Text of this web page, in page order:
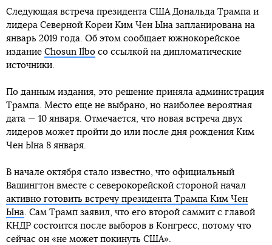
Следующая встреча президента США Дональда Трампа и
лидера Северной Кореи Ким Чен Ына запланирована на
январь 2019 года. Об этом сообщает южнокорейское
издание Chosun Ilbo со ссылкой на дипломатические
источники.
По данным издания, это решение приняла администрация
Трампа. Место еще не выбрано, но наиболее вероятная
дата — 10 января. Отмечается, что новая встреча двух
лидеров может пройти до или после дня рождения Ким
Чен Ына 8 января.
В начале октября стало известно, что официальный
Вашингтон вместе с северокорейской стороной начал
активно готовить встречу президента Трампа Ким Чен
Ына. Сам Трамп заявил, что его второй саммит с главой
КНДР состоится после выборов в Конгресс, потому что
сейчас он «не может покинуть США».